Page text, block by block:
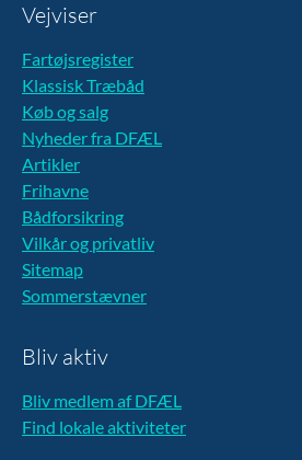
Vejviser
Fartøjsregister
Klassisk Træbåd
Køb og salg
Nyheder fra DFÆL
Artikler
Frihavne
Bådforsikring
Vilkår og privatliv
Sitemap
Sommerstævner
Bliv aktiv
Bliv medlem af DFÆL
Find lokale aktiviteter